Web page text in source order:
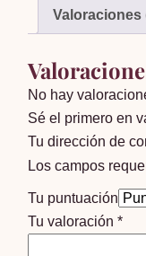
Valoraciones
No hay
Sé el primero en
Tu dirección de
Los campos
Tu puntuación
Tu valoración*